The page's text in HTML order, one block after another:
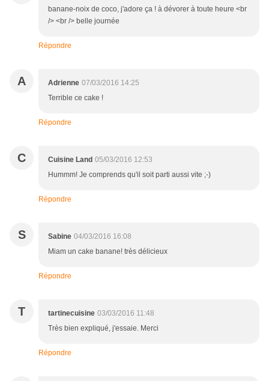
banane-noix de coco, j'adore ça ! à dévorer à toute heure <br
/> <br /> belle journée
Répondre
A Adrienne 07/03/2016 14:25
Terrible ce cake !
Répondre
C Cuisine Land 05/03/2016 12:53
Hummm! Je comprends qu'il soit parti aussi vite ;-)
Répondre
S Sabine 04/03/2016 16:08
Miam un cake banane! très délicieux
Répondre
T tartinecuisine 03/03/2016 11:48
Très bien expliqué, j'essaie. Merci
Répondre